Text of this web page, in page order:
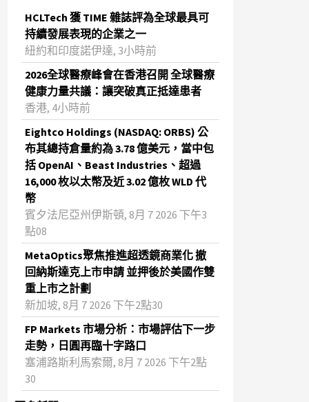
HCLTech 獲 TIME 雜誌評為全球最具可
持續發展表現的企業之一
紐約和印度諾伊達, 3小時前
2026全球醫療峰會在香港召開 全球醫療
健康力量共議：讓突破真正抵達患者
香港, 4小時前
Eightco Holdings (NASDAQ: ORBS) 公
布其總持倉量約為 3.78 億美元，當中包
括 OpenAI、Beast Industries、超過
16,000 枚以太幣及近 3.02 億枚 WLD 代
幣
賓夕法尼亞州伊斯頓, 8月 7 2026 下午3
點08
MetaOptics聚焦推進超透鏡商業化 撤
回納斯達克上市申請 並押後於美國作雙
重上市之計劃
新加坡, 8月 7 2026 下午2點30
FP Markets 市場分析：市場評估下一步
走勢，日圓再臨十字路口
塞浦路斯利馬索爾, 8月 7 2026 下午2點
30